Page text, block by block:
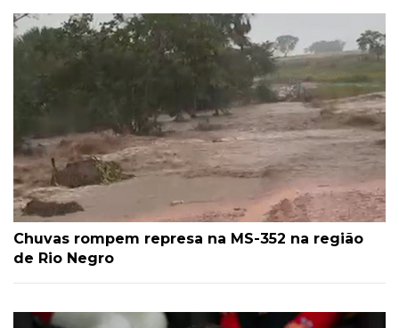
Chuvas rompem represa na MS-352 na região
de Rio Negro